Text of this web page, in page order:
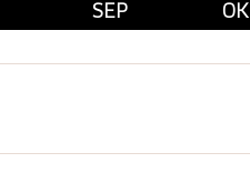
SEP